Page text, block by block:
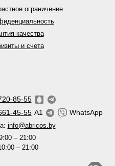
ограничение
качества
и счета
85-55
45-55 A1 WhatsApp
info@abricos.by
– 21:00
– 21:00